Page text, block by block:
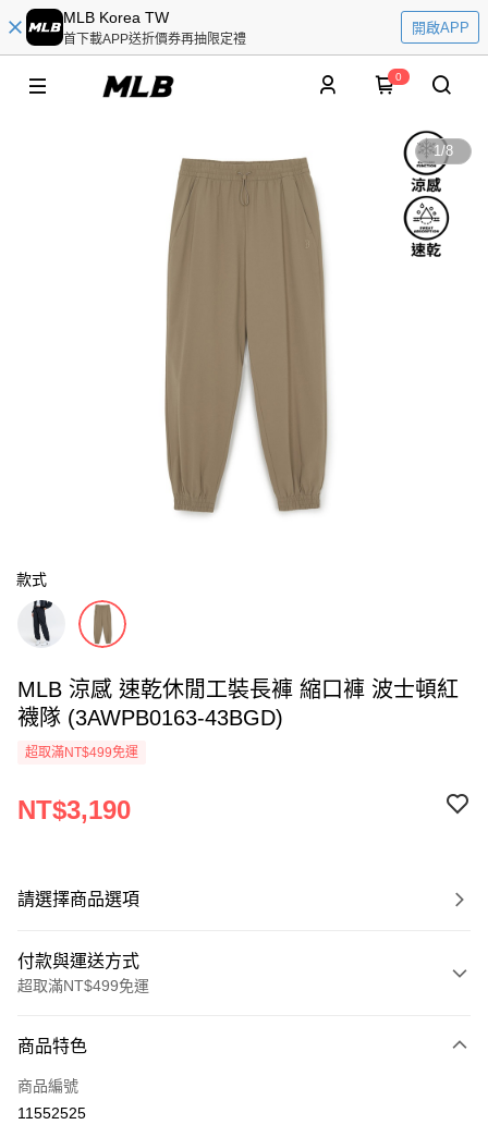
MLB Korea TW
首下載APP送折價券再抽限定禮
開啟APP
0
1/8
款式
MLB 涼感 速乾休閒工裝長褲 縮口褲 波士頓紅
襪隊 (3AWPB0163-43BGD)
超取滿NT$499免運
NT$3,190
請選擇商品選項
付款與運送方式
超取滿NT$499免運
信用卡一次付款
超商取貨付款
商品特色
商品編號
11552525